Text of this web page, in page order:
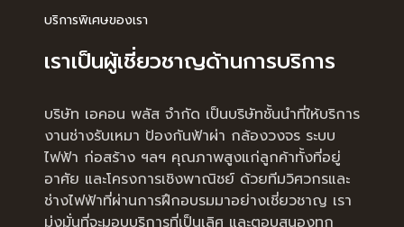
บริการพิเศษของเรา
เราเป็นผู้เชี่ยวชาญด้านการบริการ
บริษัท เอคอน พลัส จำกัด เป็นบริษัทชั้นนำที่ให้บริการ
งานช่างรับเหมา ป้องกันฟ้าผ่า กล้องวงจร ระบบ
ไฟฟ้า ก่อสร้าง ฯลฯ คุณภาพสูงแก่ลูกค้าทั้งที่อยู่
อาศัย และโครงการเชิงพาณิชย์ ด้วยทีมวิศวกรและ
ช่างไฟฟ้าที่ผ่านการฝึกอบรมมาอย่างเชี่ยวชาญ เรา
มุ่งมั่นที่จะมอบบริการที่เป็นเลิศ และตอบสนองทุก